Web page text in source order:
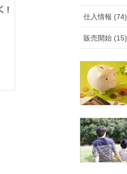
仕入情報 (74)
販売開始 (15)